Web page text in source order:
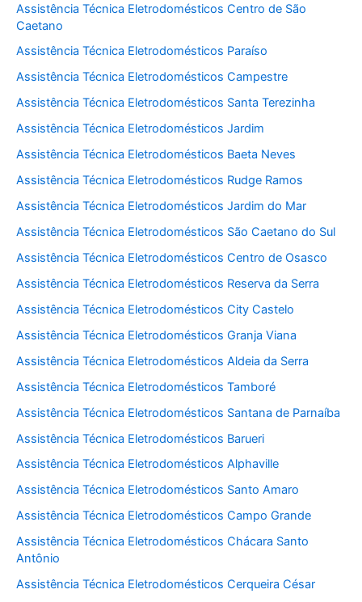
Assistência Técnica Eletrodomésticos Centro de São
Caetano
Assistência Técnica Eletrodomésticos Paraíso
Assistência Técnica Eletrodomésticos Campestre
Assistência Técnica Eletrodomésticos Santa Terezinha
Assistência Técnica Eletrodomésticos Jardim
Assistência Técnica Eletrodomésticos Baeta Neves
Assistência Técnica Eletrodomésticos Rudge Ramos
Assistência Técnica Eletrodomésticos Jardim do Mar
Assistência Técnica Eletrodomésticos São Caetano do Sul
Assistência Técnica Eletrodomésticos Centro de Osasco
Assistência Técnica Eletrodomésticos Reserva da Serra
Assistência Técnica Eletrodomésticos City Castelo
Assistência Técnica Eletrodomésticos Granja Viana
Assistência Técnica Eletrodomésticos Aldeia da Serra
Assistência Técnica Eletrodomésticos Tamboré
Assistência Técnica Eletrodomésticos Santana de Parnaíba
Assistência Técnica Eletrodomésticos Barueri
Assistência Técnica Eletrodomésticos Alphaville
Assistência Técnica Eletrodomésticos Santo Amaro
Assistência Técnica Eletrodomésticos Campo Grande
Assistência Técnica Eletrodomésticos Chácara Santo
Antônio
Assistência Técnica Eletrodomésticos Cerqueira César